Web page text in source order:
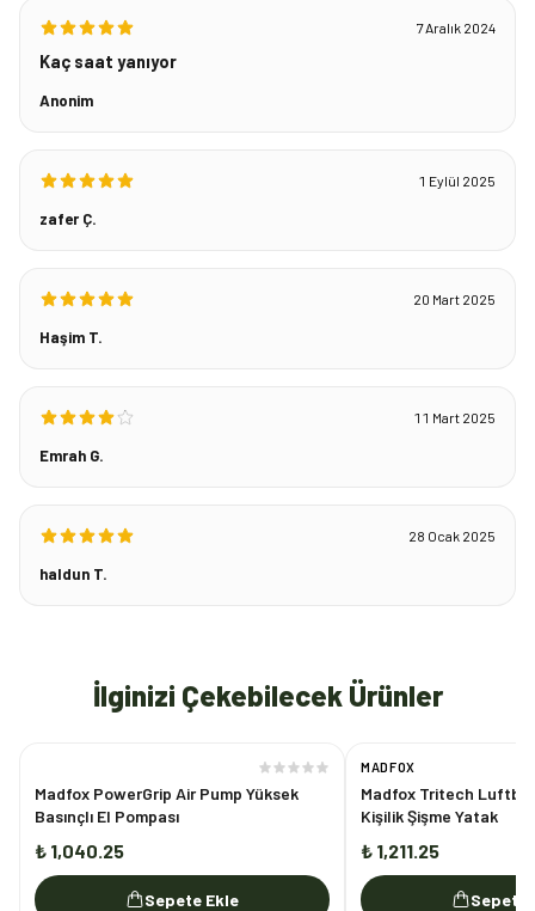
7 Aralık 2024
Kaç saat yanıyor
Anonim
1 Eylül 2025
zafer Ç.
20 Mart 2025
Haşim T.
11 Mart 2025
Emrah G.
28 Ocak 2025
haldun T.
İlginizi Çekebilecek Ürünler
Madfox PowerGrip Air Pump Yüksek
Basınçlı El Pompası
₺ 1,040.25
Sepete Ekle
MADFOX
Madfox Tritech
Kişilik Şişme Yatak
₺ 1,211.25
Sepete